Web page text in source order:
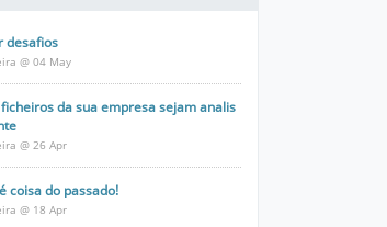
desafios
@ 04 May
da sua empresa sejam analis
@ 26 Apr
coisa do passado!
@ 18 Apr